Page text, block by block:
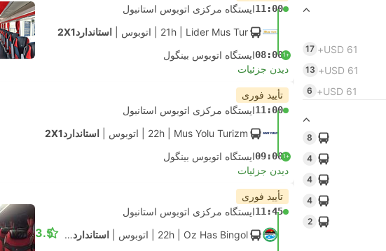
USD 61+
17
USD 61+
13
USD 61+
6
8
4
4
4
2
11:00ایستگاه مرکزی اتوبوس استانبول
21h | Lider Mus Tur اتوبوس استاندارد2X1
+1
08:00ایستگاه اتوبوس بینگول
دیدن جزئیات
تأیید فوری
11:00ایستگاه مرکزی اتوبوس استانبول
22h | Mus Yolu Turizm اتوبوس استاندارد2X1
+1
09:00ایستگاه اتوبوس بینگول
دیدن جزئیات
تأیید فوری
11:45ایستگاه مرکزی اتوبوس استانبول
22h | Oz Has Bingol اتوبوس استاندارد2X1 3.5